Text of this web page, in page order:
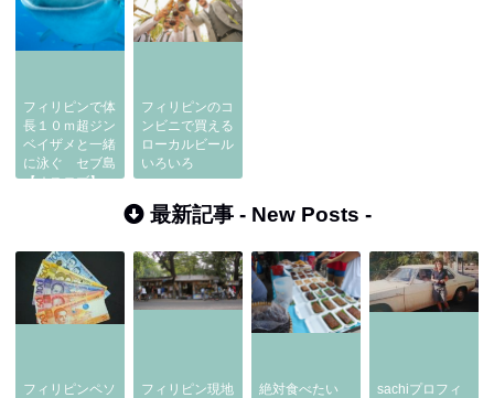
フィリピンで体
長１０ｍ超ジン
ベイザメと一緒
に泳ぐ セブ島
【オスロブ】
フィリピンのコ
ンビニで買える
ローカルビール
いろいろ
最新記事 - New Posts -
フィリピンペソ
フィリピン現地
絶対食べたい
sachiプロフィ